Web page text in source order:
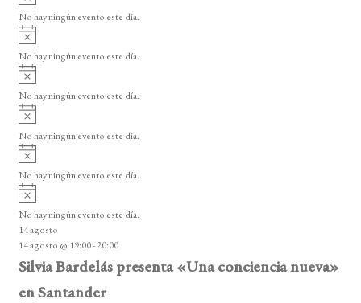
o
v
i
o
No hay ningún evento este día.
A
v
i
o
No hay ningún evento este día.
A
v
i
o
No hay ningún evento este día.
A
v
i
o
No hay ningún evento este día.
A
v
i
o
No hay ningún evento este día.
A
v
i
s
o
No hay ningún evento este día.
14 agosto
14 agosto @ 19:00-20:00
Silvia Bardelás presenta «Una conciencia nueva»
en Santander